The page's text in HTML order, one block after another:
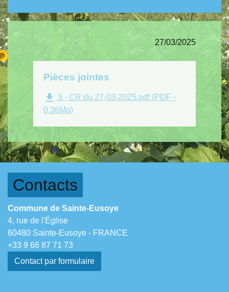
27/03/2025
Pièces jointes
file_download 3 - CR du 27-03-2025.pdf (PDF -
0.36Mo)
Contacts
Commune de Sainte-Eusoye
4, rue de l'Église
60480 Sainte-Eusoye - FRANCE
+33 9 66 87 71 73
Contact par formulaire